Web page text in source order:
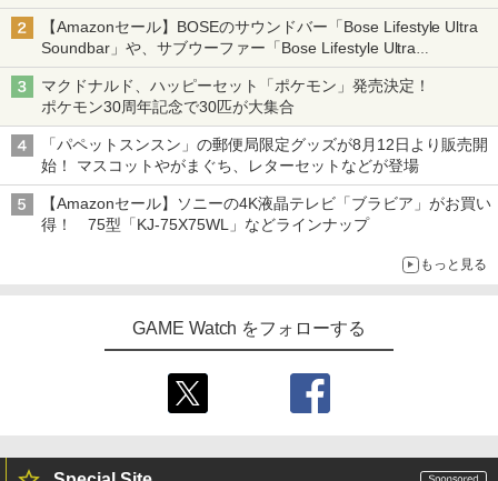
【Amazonセール】BOSEのサウンドバー「Bose Lifestyle Ultra
Soundbar」や、サブウーファー「Bose Lifestyle Ultra
Subwoofer」などお買い得！
マクドナルド、ハッピーセット「ポケモン」発売決定！
ポケモン30周年記念で30匹が大集合
「パペットスンスン」の郵便局限定グッズが8月12日より販売開
始！ マスコットやがまぐち、レターセットなどが登場
【Amazonセール】ソニーの4K液晶テレビ「ブラビア」がお買い
得！ 75型「KJ-75X75WL」などラインナップ
もっと見る
GAME Watch をフォローする